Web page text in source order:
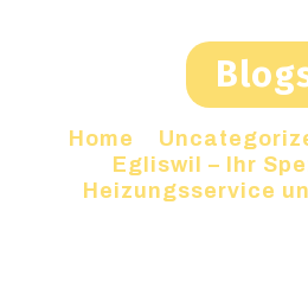
Home
Egliswil – Ihr
Heizungsservice